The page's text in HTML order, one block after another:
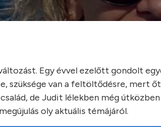
Egy évvel ezelőtt gondolt
szüksége van a feltöltődésre, mert
de Judit lélekben még
oly aktuális témájáról.